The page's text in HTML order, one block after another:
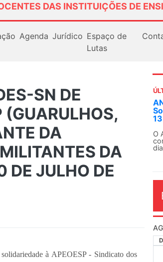
DAS INSTITUIÇÕES DE
Agenda Jurídico Espaço de
Lutas
SN DE
(GUARULHOS,
DA
DA
DE JULHO DE
à APEOESP - Sindicato dos
O